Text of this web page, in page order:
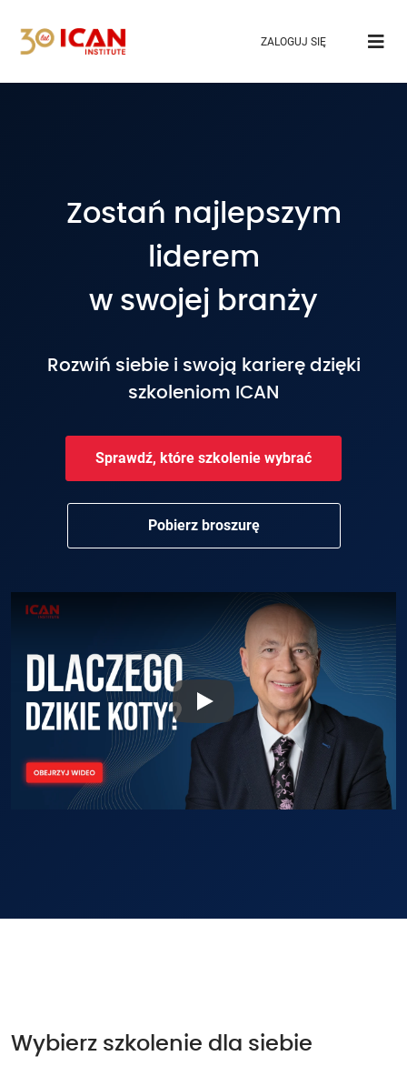
ZALOGUJ SIĘ
Zostań najlepszym
liderem
w swojej branży
Rozwiń siebie i swoją karierę dzięki
szkoleniom ICAN
Sprawdź, które szkolenie wybrać
Pobierz broszurę
Play
Wybierz szkolenie dla siebie